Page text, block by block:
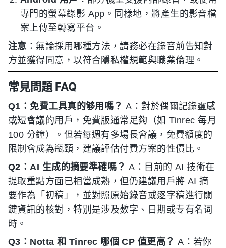
專門的螢幕錄影 App。同樣地，將產生的影音檔
案上傳至轉寫平台。
注意 ：無論採用哪種方法，請務必在錄音前告知對
方並獲得同意，以符合隱私權規範與職業倫理。
常見問題 FAQ
Q1：免費工具真的够用嗎？ A：對於偶爾記錄靈感
或短會議的用戶，免費版通常足夠（如 Tinrec 每月
100 分鐘）。但若每週有多場長會議，免費額度的
限制會成為瓶頸，建議評估付費方案的性價比。
Q2：AI 生成的摘要準確嗎？ A：目前的 AI 技術在
提取重點方面已相當成熟，但仍建議用戶將 AI 摘
要作為「初稿」，並對照原始錄音或逐字稿進行關
鍵資訊的核對，特別是涉及數字、日期或专有名词
時。
Q3：Notta 和 Tinrec 哪個 CP 值更高？ A：若你